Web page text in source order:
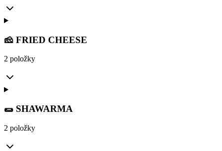
🧀 FRIED CHEESE
2 položky
🌯 SHAWARMA
2 položky